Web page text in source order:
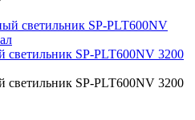
светильник SP-PLT600NV 3200
светильник SP-PLT600NV 3200